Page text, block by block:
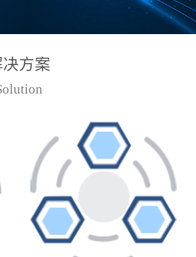
决方案